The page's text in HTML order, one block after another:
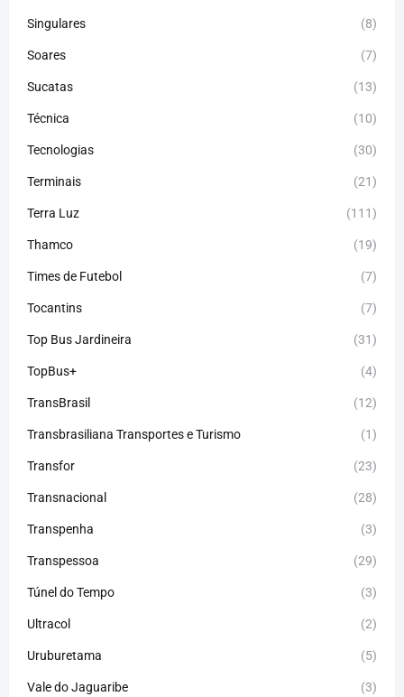
Singulares (8)
Soares (7)
Sucatas (13)
Técnica (10)
Tecnologias (30)
Terminais (21)
Terra Luz (111)
Thamco (19)
Times de Futebol (7)
Tocantins (7)
Top Bus Jardineira (31)
TopBus+ (4)
TransBrasil (12)
Transbrasiliana Transportes e Turismo (1)
Transfor (23)
Transnacional (28)
Transpenha (3)
Transpessoa (29)
Túnel do Tempo (3)
Ultracol (2)
Uruburetama (5)
Vale do Jaguaribe (3)